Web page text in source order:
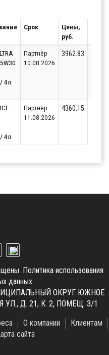
Срок
Цены,
руб.
4л
Партнёр
10.08.2026
3962.83
4л
Партнёр
11.08.2026
4360.15
Политика использования
данных
ОКРУГ ЮЖНОЕ
Д. 21, К. 2, ПОМЕЩ. 3/1
О компании
Клиентам
сайта